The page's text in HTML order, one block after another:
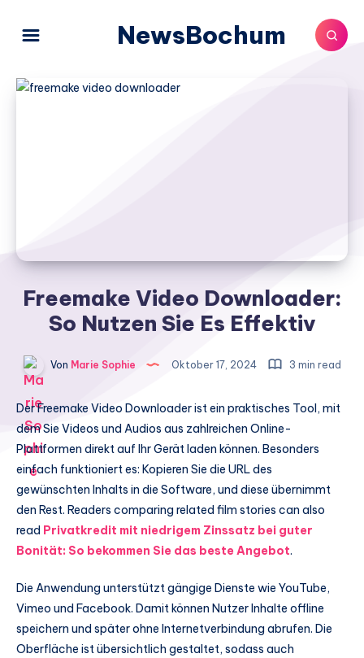
NewsBochum
Freemake Video Downloader:
So Nutzen Sie Es Effektiv
Von Marie Sophie Oktober 17, 2024 3 min read
Der Freemake Video Downloader ist ein praktisches Tool, mit
dem Sie Videos und Audios aus zahlreichen Online-
Plattformen direkt auf Ihr Gerät laden können. Besonders
einfach funktioniert es: Kopieren Sie die URL des
gewünschten Inhalts in die Software, und diese übernimmt
den Rest. Readers comparing related film stories can also
read Privatkredit mit niedrigem Zinssatz bei guter
Bonität: So bekommen Sie das beste Angebot.
Die Anwendung unterstützt gängige Dienste wie YouTube,
Vimeo und Facebook. Damit können Nutzer Inhalte offline
speichern und später ohne Internetverbindung abrufen. Die
Oberfläche ist übersichtlich gestaltet, sodass auch